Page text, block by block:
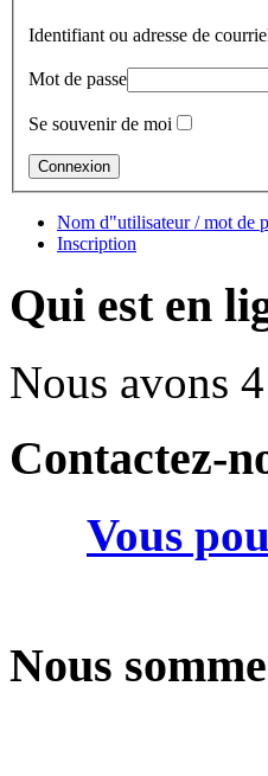
Identifiant ou adresse de
Mot de passe
Se souvenir de moi
Nom d"utilisateur / mot de
Inscription
Qui est en
Nous avons
Contactez-
Vous
Nous